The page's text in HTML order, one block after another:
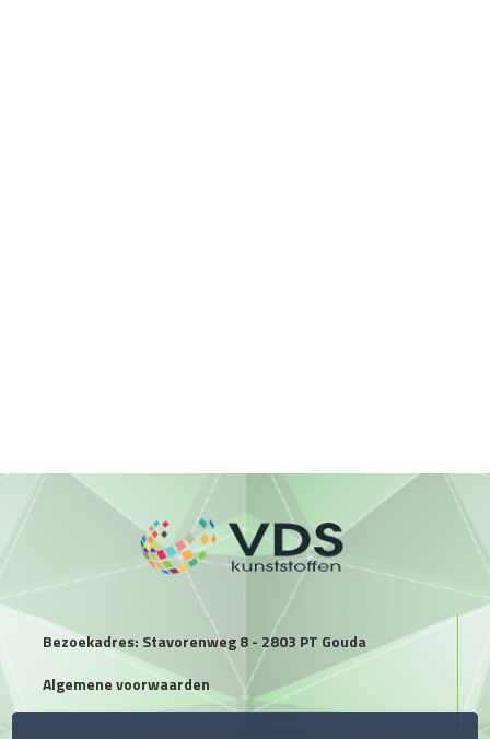
Bezoekadres: Stavorenweg 8 - 2803 PT Gouda
Algemene voorwaarden